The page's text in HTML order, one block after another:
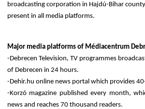
broadcasting corporation in Hajdú-Bihar
present in all media platforms.
Major media platforms of Médiacentrum
-Debrecen Television, TV programmes
of Debrecen in 24 hours.
-Dehir.hu online news portal which provides
-Korzó magazine published every month,
news and reaches 70 thousand readers.